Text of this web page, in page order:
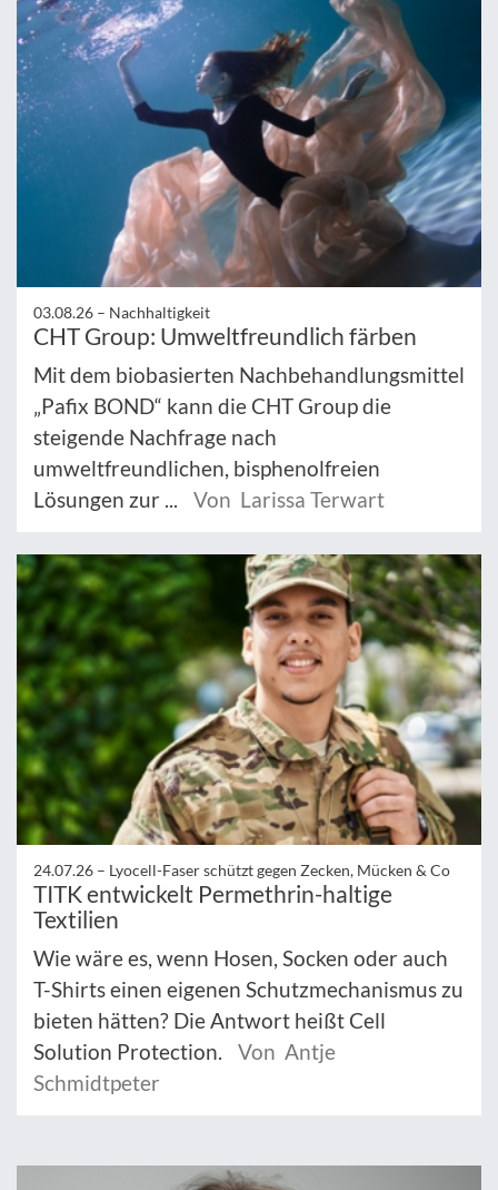
03.08.26 – Nachhaltigkeit
CHT Group: Umweltfreundlich färben
Mit dem biobasierten Nachbehandlungsmittel
„Pafix BOND“ kann die CHT Group die
steigende Nachfrage nach
umweltfreundlichen, bisphenolfreien
Lösungen zur ...
Von Larissa Terwart
24.07.26 – Lyocell-Faser schützt gegen Zecken, Mücken & Co
TITK entwickelt Permethrin-haltige
Textilien
Wie wäre es, wenn Hosen, Socken oder auch
T-Shirts einen eigenen Schutzmechanismus zu
bieten hätten? Die Antwort heißt Cell
Solution Protection.
Von Antje
Schmidtpeter